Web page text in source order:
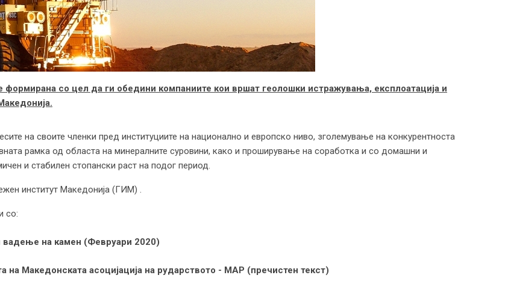
со цел да ги обедини компаниите кои вршат геолошки истражувања, експлоатација и
на своите членки пред институциите на национално и европско ниво, зголемување на конкурентноста
рамка од областа на минералните суровини, како и проширување на соработка и со домашни и
и стабилен стопански раст на подог период.
институт Македонија (ГИМ) .
со:
вадење на камен (Февруари 2020)
на Македонската асоцијација на рударството - МАР (пречистен текст)